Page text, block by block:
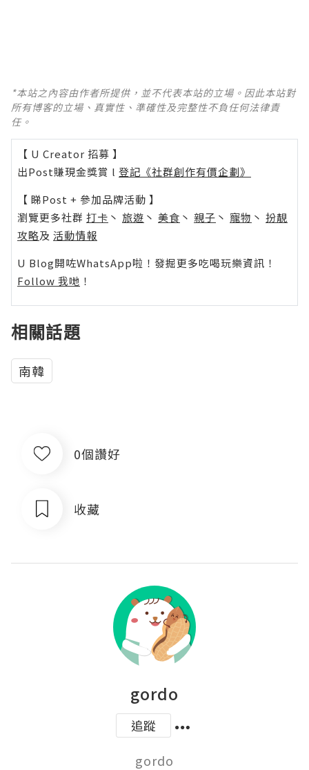
*本站之內容由作者所提供，並不代表本站的立場。因此本站對
所有博客的立場、真實性、準確性及完整性不負任何法律責
任。
【 U Creator 招募 】
出Post賺現金獎賞 l 登記《社群創作有價企劃》
【 睇Post + 參加品牌活動 】
瀏覽更多社群 打卡 丶 旅遊 丶 美食 丶 親子 丶 寵物 丶 扮靚
攻略及 活動情報
U Blog開咗WhatsApp啦！發掘更多吃喝玩樂資訊！
Follow 我哋 ！
相關話題
南韓
0個讚好
收藏
gordo
追蹤
gordo